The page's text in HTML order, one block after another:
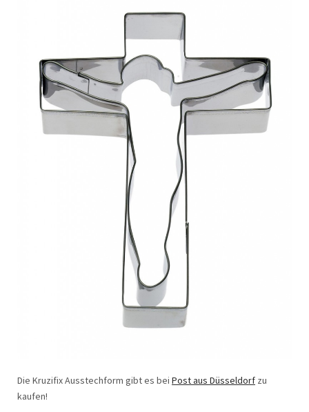
Die Kruzifix Ausstechform gibt es bei Post aus Düsseldorf zu
kaufen!